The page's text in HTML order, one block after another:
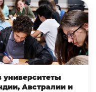
университеты
Австралии и